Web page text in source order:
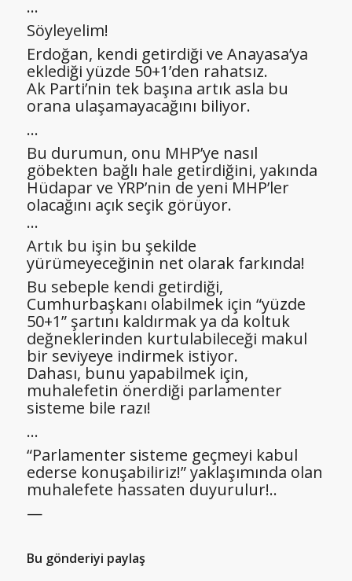
…
Söyleyelim!
Erdoğan, kendi getirdiği ve Anayasa’ya
eklediği yüzde 50+1’den rahatsız.
Ak Parti’nin tek başına artık asla bu
orana ulaşamayacağını biliyor.
…
Bu durumun, onu MHP’ye nasıl
göbekten bağlı hale getirdiğini, yakında
Hüdapar ve YRP’nin de yeni MHP’ler
olacağını açık seçik görüyor.
…
Artık bu işin bu şekilde
yürümeyeceğinin net olarak farkında!
Bu sebeple kendi getirdiği,
Cumhurbaşkanı olabilmek için “yüzde
50+1” şartını kaldırmak ya da koltuk
değneklerinden kurtulabileceği makul
bir seviyeye indirmek istiyor.
Dahası, bunu yapabilmek için,
muhalefetin önerdiği parlamenter
sisteme bile razı!
…
“Parlamenter sisteme geçmeyi kabul
ederse konuşabiliriz!” yaklaşımında olan
muhalefete hassaten duyurulur!..
—
Bu gönderiyi paylaş